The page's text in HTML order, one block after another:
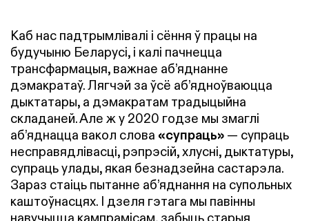
Каб нас падтрымлівалі і сёння ў працы на
будучыню Беларусі, і калі пачнецца
трансфармацыя, важнае аб’яднанне
дэмакратаў. Лягчэй за ўсё аб’ядноўваюцца
дыктатары, а дэмакратам традыцыйна
складаней. Але ж у 2020 годзе мы змаглі
аб’яднацца вакол слова «супраць» — супраць
несправядлівасці, рэпрэсій, хлусні, дыктатуры,
супраць улады, якая безнадзейна састарэла.
Зараз стаіць пытанне аб’яднання на супольных
каштоўнасцях. І дзеля гэтага мы павінны
навучыцца кампрамісам, забыць старыя